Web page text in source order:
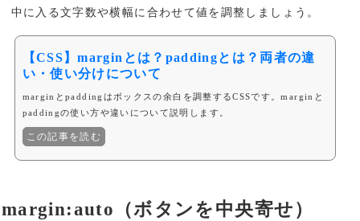
中に入る文字数や横幅に合わせて値を調整しましょう。
【CSS】marginとは？paddingとは？両者の違
い・使い分けについて
marginとpaddingはボックスの余白を調整するCSSです。marginと
paddingの使い方や違いについて説明します。
この記事を読む
margin:auto（ボタンを中央寄せ）